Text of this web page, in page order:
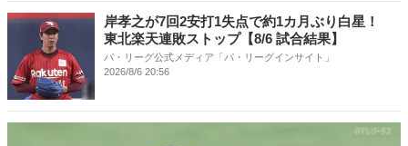
岸孝之が7回2安打1失点で約1カ月ぶり白星！
東北楽天連敗ストップ【8/6 試合結果】
パ・リーグ公式メディア「パ・リーグインサイト」
2026/8/6 20:56